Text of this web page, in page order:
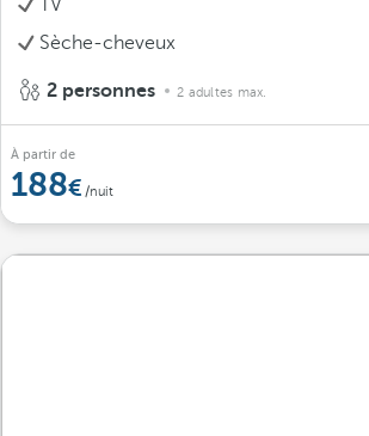
TV
Sèche-cheveux
2 personnes 2 adultes max.
À partir de
188 /nuit